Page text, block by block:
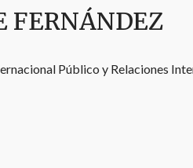
FERNÁNDEZ
Público y Relaciones